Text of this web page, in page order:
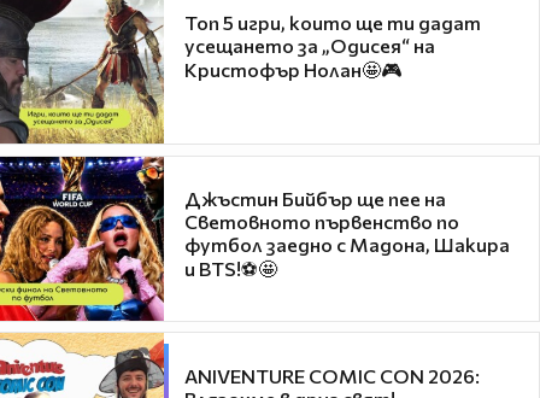
Топ 5 игри, които ще ти дадат
усещането за „Одисея“ на
Кристофър Нолан🤩🎮
Джъстин Бийбър ще пее на
Световното първенство по
футбол заедно с Мадона, Шакира
и BTS!⚽🤩
ANIVENTURE COMIC CON 2026: